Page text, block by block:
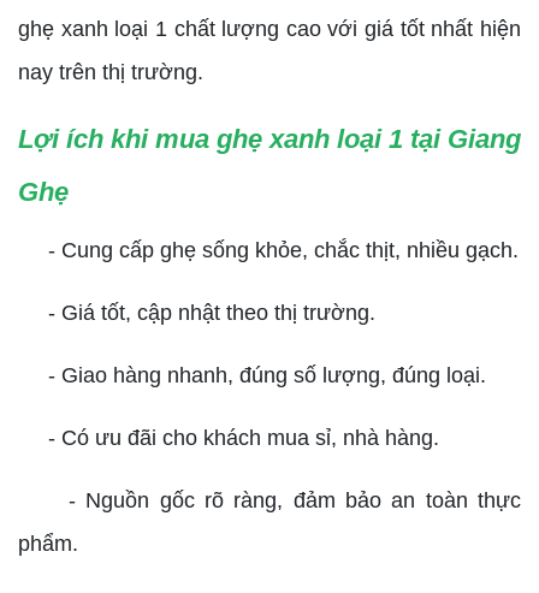
ghẹ xanh loại 1 chất lượng cao với giá tốt nhất hiện
nay trên thị trường.
Lợi ích khi mua ghẹ xanh loại 1 tại Giang
Ghẹ
- Cung cấp ghẹ sống khỏe, chắc thịt, nhiều gạch.
- Giá tốt, cập nhật theo thị trường.
- Giao hàng nhanh, đúng số lượng, đúng loại.
- Có ưu đãi cho khách mua sỉ, nhà hàng.
- Nguồn gốc rõ ràng, đảm bảo an toàn thực
phẩm.